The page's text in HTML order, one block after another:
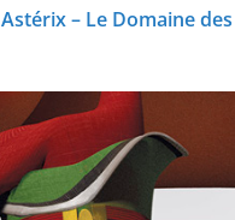
Astérix – Le Domaine